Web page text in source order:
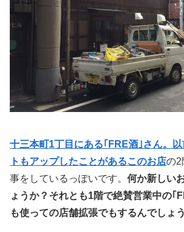
十三本町1丁目にある｢FRE酒｣さん。
トもアップしたことがあるこのお店の2
事をしているっぽいです。 何か新しい
ょうか？それとも1階で絶賛営業中の｢
も使っての店舗拡張でもするんでしょ